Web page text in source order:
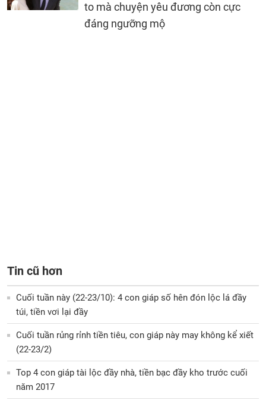
to mà chuyện yêu đương còn cực
đáng ngưỡng mộ
Tin cũ hơn
Cuối tuần này (22-23/10): 4 con giáp số hên đón lộc lá đầy
túi, tiền vơi lại đầy
Cuối tuần rủng rỉnh tiền tiêu, con giáp này may không kể xiết
(22-23/2)
Top 4 con giáp tài lộc đầy nhà, tiền bạc đầy kho trước cuối
năm 2017